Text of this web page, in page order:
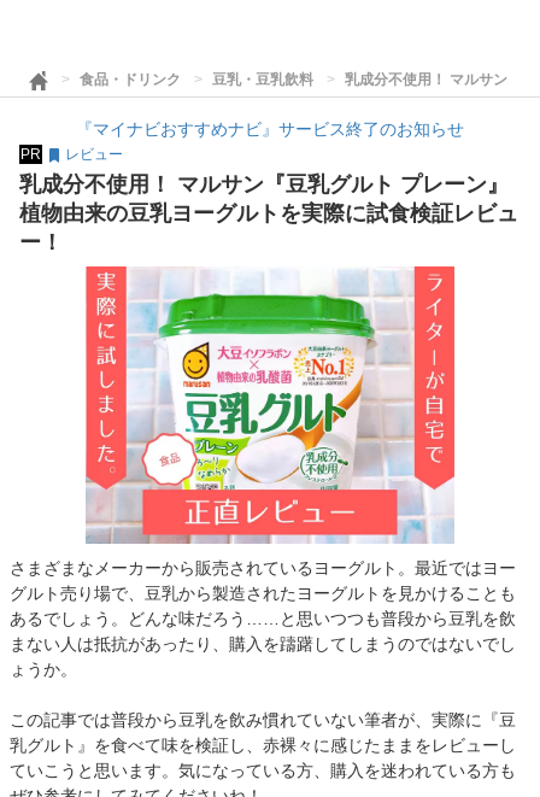
食品・ドリンク 豆乳・豆乳飲料 乳成分不使用！ マルサン『
『マイナビおすすめナビ』サービス終了のお知らせ
PR レビュー
乳成分不使用！ マルサン『豆乳グルト プレーン』
植物由来の豆乳ヨーグルトを実際に試食検証レビュ
ー！
さまざまなメーカーから販売されているヨーグルト。最近ではヨー
グルト売り場で、豆乳から製造されたヨーグルトを見かけることも
あるでしょう。どんな味だろう……と思いつつも普段から豆乳を飲
まない人は抵抗があったり、購入を躊躇してしまうのではないでし
ょうか。
この記事では普段から豆乳を飲み慣れていない筆者が、実際に『豆
乳グルト』を食べて味を検証し、赤裸々に感じたままをレビューし
ていこうと思います。気になっている方、購入を迷われている方も